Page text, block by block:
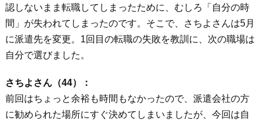
認しないまま転職してしまったために、むしろ「自分の時
間」が失われてしまったのです。そこで、さちよさんは5月
に派遣先を変更。1回目の転職の失敗を教訓に、次の職場は
自分で選びました。
さちよさん（44）：
前回はちょっと余裕も時間もなかったので、派遣会社の方
に勧められた場所にすぐ決めてしまいましたが、今回は自